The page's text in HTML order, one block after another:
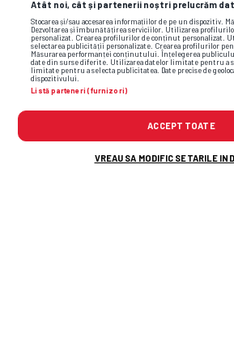
Atât noi, cât și partenerii noștri prelucrăm
Stocarea și/sau accesarea informațiilor de pe un dispozitiv.
Dezvoltarea și îmbunătățirea serviciilor. Utilizarea
personalizat. Crearea profilurilor de conținut personalizat.
selectarea publicității personalizate. Crearea profilurilor
Măsurarea performanței conținutului. Înțelegerea
date din surse diferite. Utilizarea datelor limitate pentru a
limitate pentru a selecta publicitatea. Date precise de
dispozitivului.
Listă parteneri (furnizori)
ACCEPT TOATE
VREAU SA MODIFIC SETARILE